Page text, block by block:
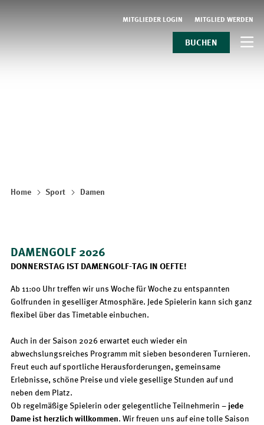
MITGLIEDER LOGIN MITGLIED WERDEN
BUCHEN
Home Sport Damen
DAMENGOLF 2026
DONNERSTAG IST DAMENGOLF-TAG IN OEFTE!
Ab 11:00 Uhr treffen wir uns Woche für Woche zu entspannten
Golfrunden in geselliger Atmosphäre. Jede Spielerin kann sich ganz
flexibel über das Timetable einbuchen.
Auch in der Saison 2026 erwartet euch wieder ein
abwechslungsreiches Programm mit sieben besonderen Turnieren.
Freut euch auf sportliche Herausforderungen, gemeinsame
Erlebnisse, schöne Preise und viele gesellige Stunden auf und
neben dem Platz.
Ob regelmäßige Spielerin oder gelegentliche Teilnehmerin –jede
Dame ist herzlich willkommen. Wir freuen uns auf eine tolle Saison